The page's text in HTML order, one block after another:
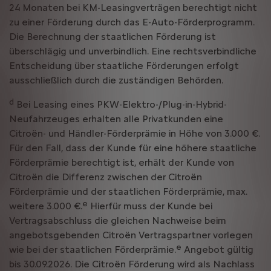
24 Monaten bei KM-Leasingverträgen berechtigt nicht
zu einer Förderung durch das E-Auto-Förderprogramm.
Die Berechnung der staatlichen Förderung ist
überschlägig und unverbindlich. Eine rechtsverbindliche
Entscheidung über staatliche Förderungen erfolgt
ausschließlich durch die zuständigen Behörden.
d Bei Leasing eines PKW-Elektro-/Plug-in-Hybrid-
Neufahrzeuges erhalten alle Privatkunden eine
Citroën- und Händler-Förderprämie in Höhe von 3.000 €.
Für den Fall, dass der Kunde für eine höhere staatliche
Förderprämie berechtigt ist, erhält der Kunde von
Citroën die Differenz zwischen der Citroën
Förderprämie und der staatlichen Förderprämie, max.
weitere 3.000 €.e Hierfür muss der Kunde bei
Vertragsabschluss die gleichen Nachweise beim
angebotsgebenden Citroën Vertragspartner vorlegen
wie bei der staatlichen Förderprämie.e Angebot gültig
bis 30.09.2026. Die Citroën Förderung wird als Nachlass